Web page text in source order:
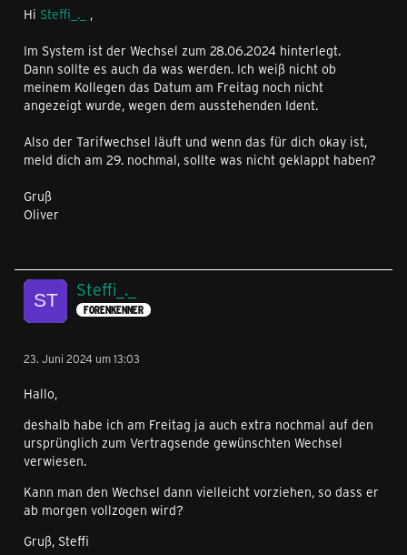
Hi Steffi_._ ,
Im System ist der Wechsel zum 28.06.2024 hinterlegt.
Dann sollte es auch da was werden. Ich weiß nicht ob
meinem Kollegen das Datum am Freitag noch nicht
angezeigt wurde, wegen dem ausstehenden Ident.
Also der Tarifwechsel läuft und wenn das für dich okay ist,
meld dich am 29. nochmal, sollte was nicht geklappt haben?
Gruß
Oliver
Steffi_._
FORENKENNER
23. Juni 2024 um 13:03
Hallo,
deshalb habe ich am Freitag ja auch extra nochmal auf den
ursprünglich zum Vertragsende gewünschten Wechsel
verwiesen.
Kann man den Wechsel dann vielleicht vorziehen, so dass er
ab morgen vollzogen wird?
Gruß, Steffi